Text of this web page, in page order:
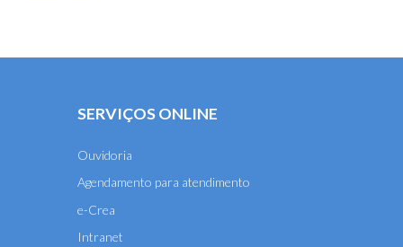
SERVIÇOS ONLINE
Ouvidoria
Agendamento para atendimento
e-Crea
Intranet